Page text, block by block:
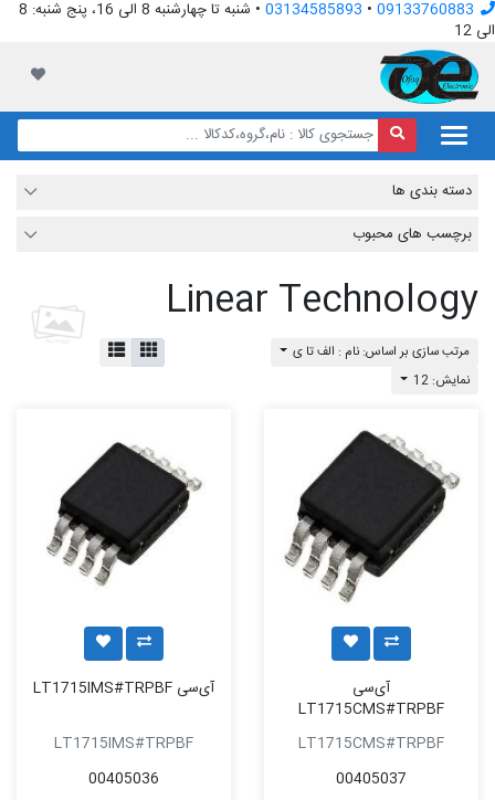
09133760883
•
03134585893
• شنبه تا چهارشنبه 8 الی 16، پنج شنبه: 8
الی 12
لیست
دسته بندی ها
برچسب های محبوب
Linear Technology
مرتب سازی بر اساس: نام : الف تا ی
نمایش: 12
آی‌سی
LT1715CMS#TRPBF
LT1715CMS#TRPBF
00405037
آی‌سی LT1715IMS#TRPBF
LT1715IMS#TRPBF
00405036